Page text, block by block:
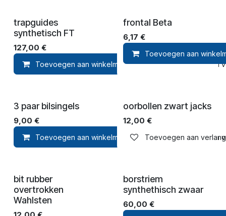
trapguides
synthetisch FT
127,00 €
Toevoegen aan winkelmandje Toevoegen aan
frontal Beta
6,17 €
Toevoegen aan
3 paar bilsingels
9,00 €
Toevoegen aan winkelmandje Toevoegen aan
oorbollen zwart jacks
12,00 €
Toevoegen aan
bit rubber
overtrokken
Wahlsten
borstriem
synthethisch zwaar
60,00 €